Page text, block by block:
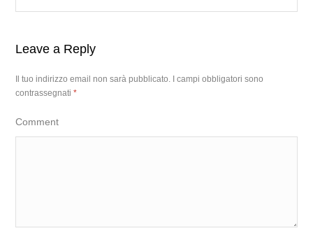
Leave a Reply
Il tuo indirizzo email non sarà pubblicato.
I campi obbligatori sono
contrassegnati*
Comment